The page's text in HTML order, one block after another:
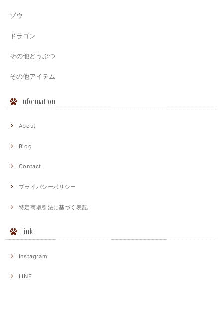
ゾウ
ドラゴン
その他どうぶつ
その他アイテム
Information
About
Blog
Contact
プライバシーポリシー
特定商取引法に基づく表記
Link
Instagram
LINE